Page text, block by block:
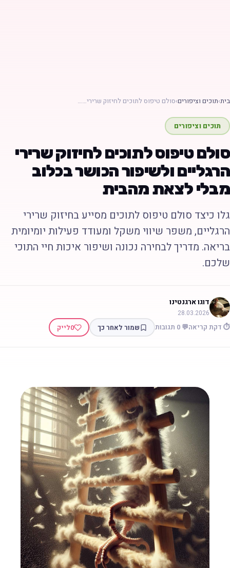
›תוכים וציפורים›סולם טיפוס לתוכים לחיזוק שרירי……
תוכים וציפורים
טיפוס לתוכים לחיזוק שרירי
ולשיפור הכושר בכלוב
לצאת מהבית
כיצד סולם טיפוס לתוכים מסייע בחיזוק שרירי
משפר שיווי משקל ומעודד פעילות יומיומית
מדריך לבחירה נכונה ושיפור איכות חיי התוכי
דוגו ארגנטינו
28.03.2026
דקת קריאה💬 0 תגובות שמור לאחר כך 0לייק